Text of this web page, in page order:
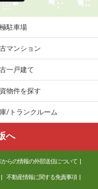
駐車場
マンション
一戸建て
物件を探す
/トランクルーム
へ
らの情報の外部送信について
不動産情報に関する免責事項